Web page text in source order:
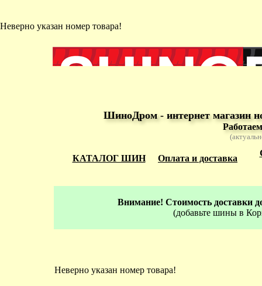
Неверно указан номер товара!
ШиноДром - интернет магазин
КАТАЛОГ ШИН Оплата и доставка
Внимание! Стоимость доставки
(добавьте шины в
Неверно указан номер товара!